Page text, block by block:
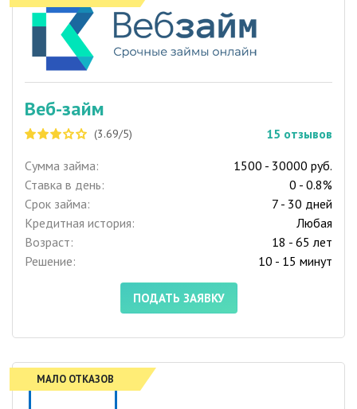
Веб-займ
(3.69/5) 15 отзывов
Сумма займа:
1500 - 30000 руб.
Ставка в день:
0 - 0.8%
Срок займа:
7 - 30 дней
Кредитная история:
Любая
Возраст:
18 - 65 лет
Решение:
10 - 15 минут
ПОДАТЬ ЗАЯВКУ
МАЛО ОТКАЗОВ